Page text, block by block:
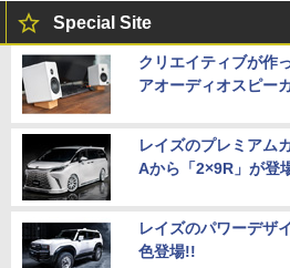
Special Site
クリエイティブが作
アオーディオスピー
レイズのプレミアム
Aから「2×9R」が登
レイズのパワーデザ
色登場!!